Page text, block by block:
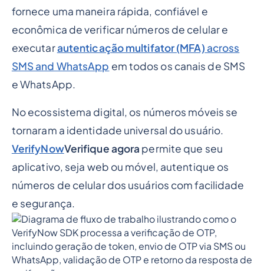
fornece uma maneira rápida, confiável e
econômica de verificar números de celular e
executarautenticação multifator (MFA)across
SMS and WhatsApp em todos os canais de SMS
e WhatsApp.
No ecossistema digital, os números móveis se
tornaram a identidade universal do usuário.
VerifyNowVerifique agora permite que seu
aplicativo, seja web ou móvel, autentique os
números de celular dos usuários com facilidade
e segurança.
Caso de uso: autenticação baseada em OTP
Parâmetros do modelo de mensagem
Fluxo de verificação
Por que usar o VerifyNow
Próximas etapas
Etapas de integração